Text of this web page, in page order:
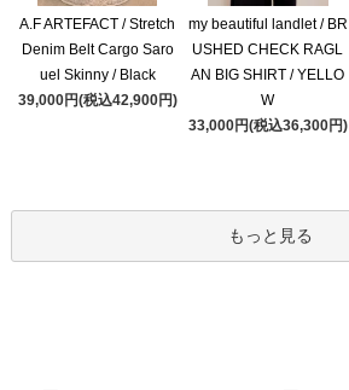
A.F ARTEFACT / Stretch
Denim Belt Cargo Saro
uel Skinny / Black
39,000円(税込42,900円)
my beautiful landlet / BR
USHED CHECK RAGL
AN BIG SHIRT / YELLO
W
33,000円(税込36,300円)
もっと見る